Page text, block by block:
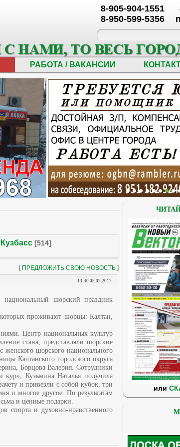
8-905-904-1551
8-950-599-5356
РАБОТА / ВАКАНСИИ
Кузбасс [514]
[ ПРЕДЛОЖИТЬ СВОЮ НОВОСТЬ ]
13:40 05.07.2017
шорский праздник
проживают шорцы: Калтан,
Центр национальных культур
стана, представляли шорские
женского шорского национального
Калтанского городского округа
Борцова Валерия. Сотрудники
кур», Кузьмина Наталья получила
и привезли с собой кубок, три
и многое другое. По результатам
и ценные подарки.
спорта и духовно-нравственного
или